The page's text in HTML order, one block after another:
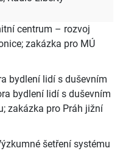
centrum – rozvoj
zakázka pro MÚ
bydlení lidí s duševním
bydlení lidí s duševním
zakázka pro Práh jižní
šetření systému